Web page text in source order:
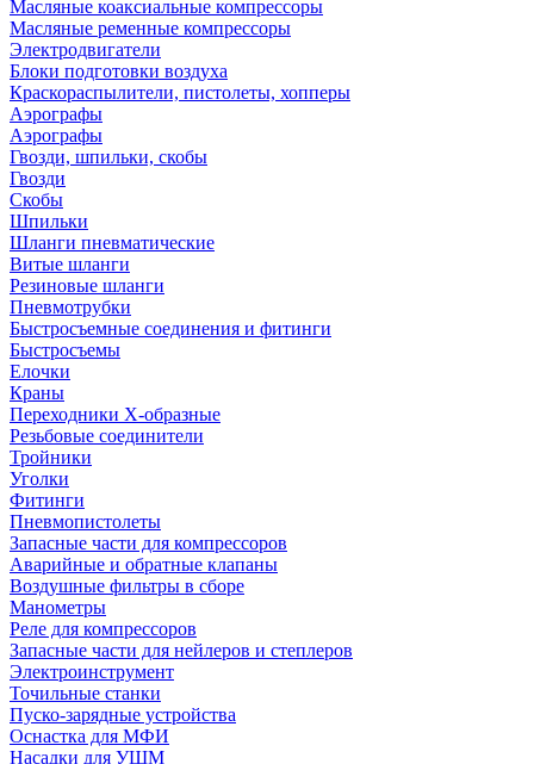
Масляные коаксиальные компрессоры
Масляные ременные компрессоры
Электродвигатели
Блоки подготовки воздуха
Краскораспылители, пистолеты, хопперы
Аэрографы
Аэрографы
Гвозди, шпильки, скобы
Гвозди
Скобы
Шпильки
Шланги пневматические
Витые шланги
Резиновые шланги
Пневмотрубки
Быстросъемные соединения и фитинги
Быстросъемы
Елочки
Краны
Переходники Х-образные
Резьбовые соединители
Тройники
Уголки
Фитинги
Пневмопистолеты
Запасные части для компрессоров
Аварийные и обратные клапаны
Воздушные фильтры в сборе
Манометры
Реле для компрессоров
Запасные части для нейлеров и степлеров
Электроинструмент
Точильные станки
Пуско-зарядные устройства
Оснастка для МФИ
Насадки для УШМ